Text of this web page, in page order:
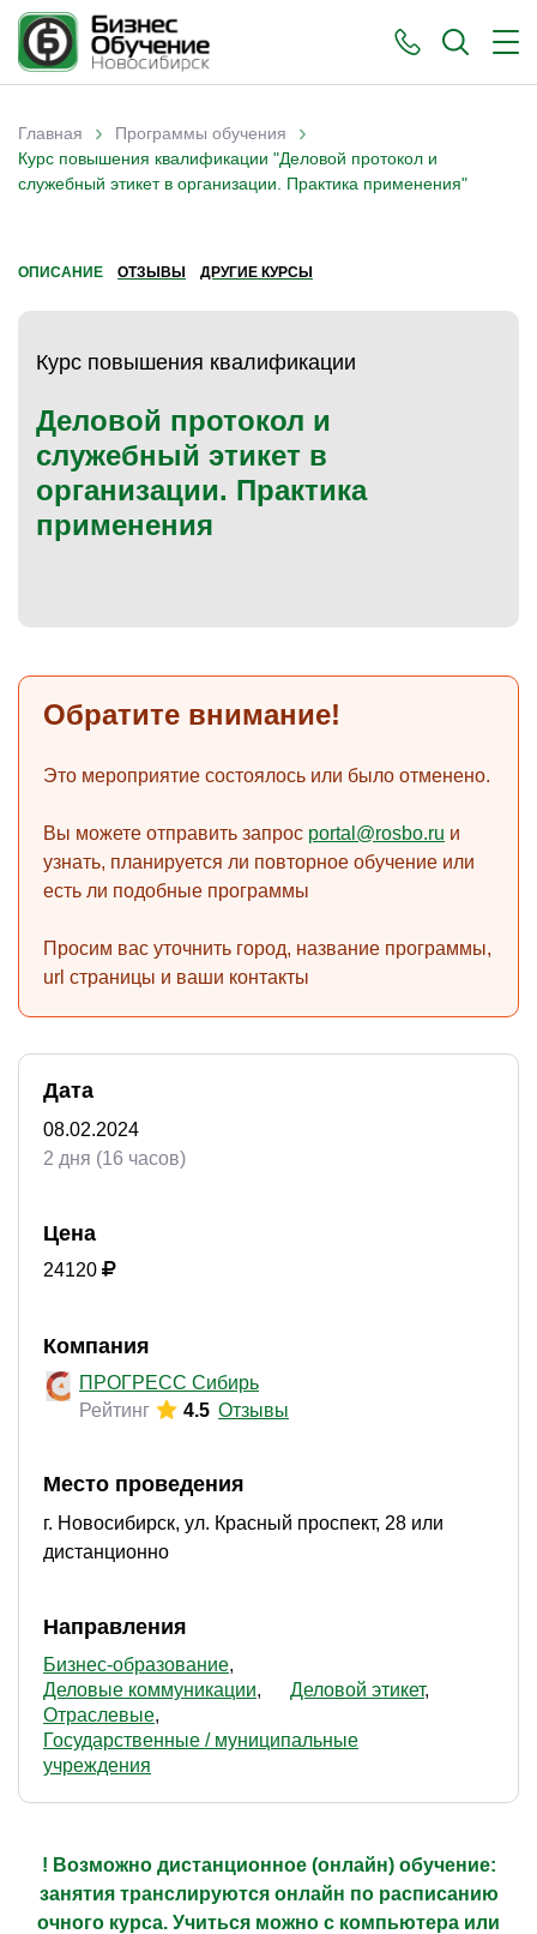
Вы здесь
Главная › Программы обучения ›
Курс повышения квалификации "Деловой протокол и
служебный этикет в организации. Практика применения"
ОПИСАНИЕ ОТЗЫВЫ ДРУГИЕ КУРСЫ
Курс повышения квалификации
Деловой протокол и
служебный этикет в
организации. Практика
применения
Обратите внимание!
Это мероприятие состоялось или было отменено.
Вы можете отправить запрос portal@rosbo.ru и
узнать, планируется ли повторное обучение или
есть ли подобные программы
Просим вас уточнить город, название программы,
url страницы и ваши контакты
Дата
08.02.2024
2 дня (16 часов)
Цена
24120
Компания
ПРОГРЕСС Сибирь
Рейтинг
4.5 Отзывы
Место проведения
г. Новосибирск, ул. Красный проспект, 28 или
дистанционно
Направления
Бизнес-образование
Деловые коммуникации
Деловой этикет
Отраслевые
Государственные / муниципальные
учреждения
! Возможно дистанционное (онлайн) обучение:
занятия транслируются онлайн по расписанию
очного курса. Учиться можно с компьютера или